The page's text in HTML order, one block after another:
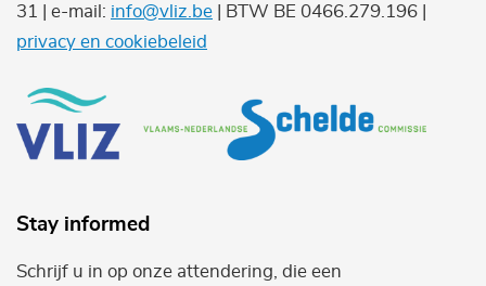
31 | e-mail: info@vliz.be | BTW BE 0466.279.196 |
privacy en cookiebeleid
Stay informed
Schrijf u in op onze attendering, die een